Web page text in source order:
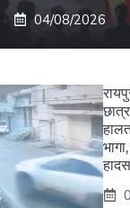
04/08/2026